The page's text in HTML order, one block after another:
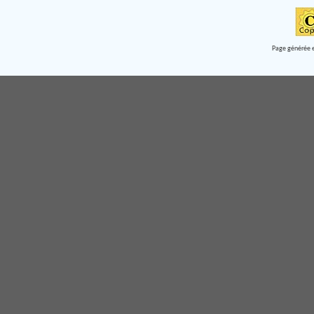
Page générée